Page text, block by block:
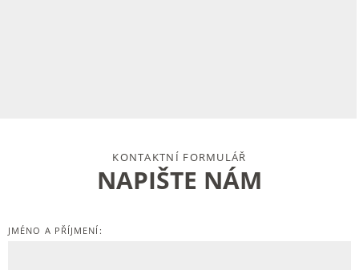
NAPIŠTE NÁM
KONTAKTNÍ FORMULÁŘ
JMÉNO A PŘÍJMENÍ: